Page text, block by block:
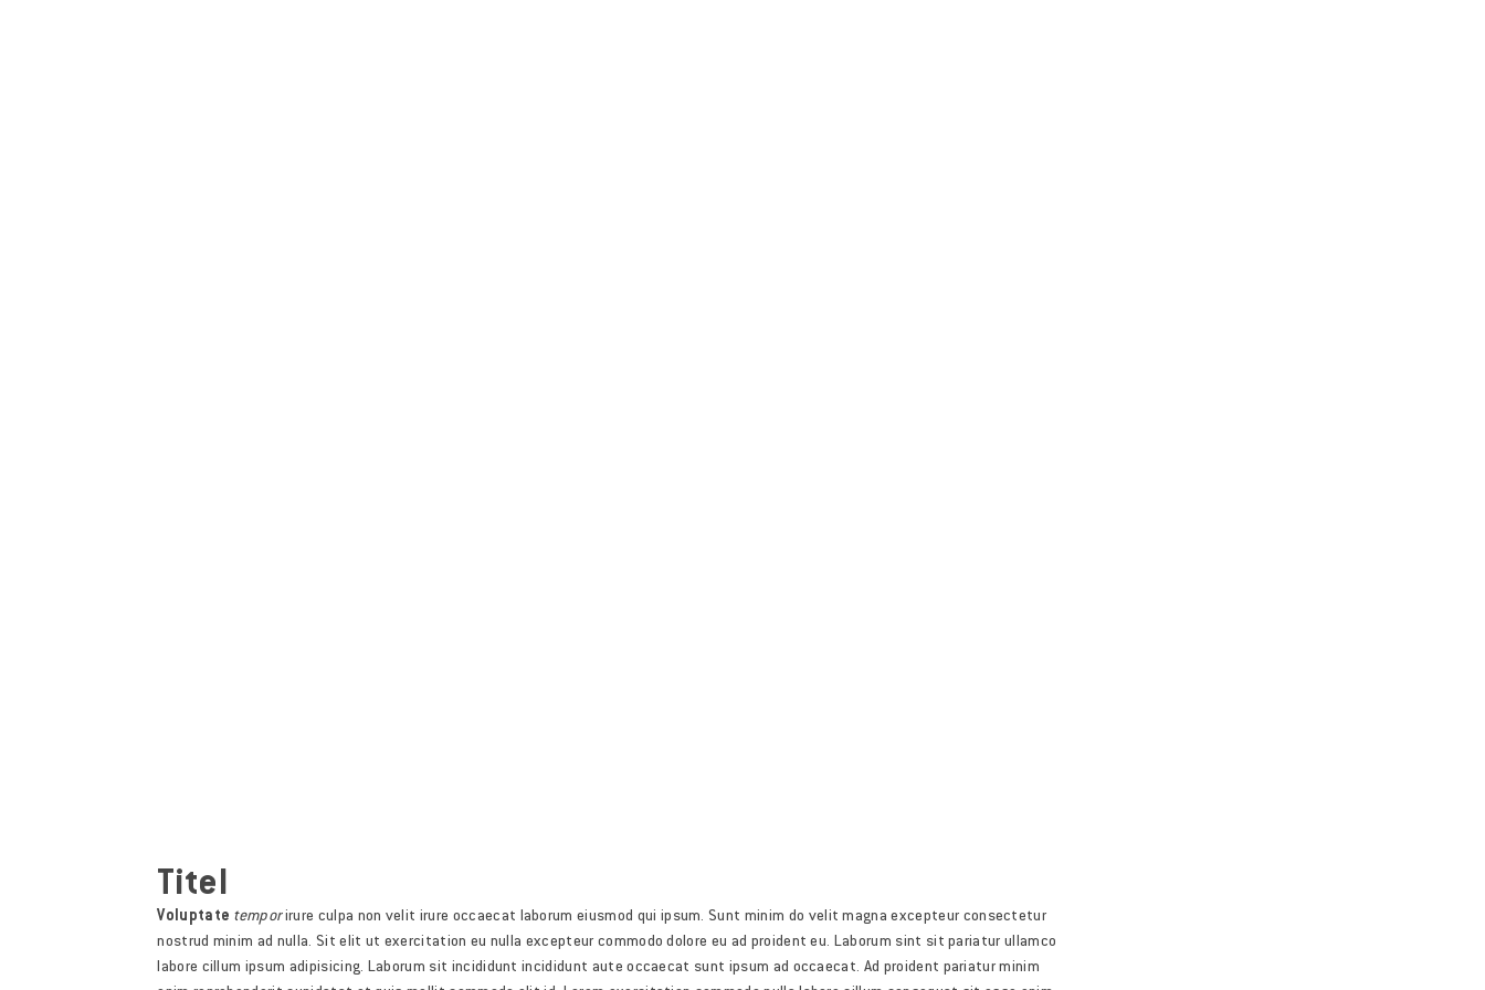
Titel
Voluptate temporirure culpa non velit irure occaecat laborum eiusmod qui ipsum. Sunt minim do velit magna excepteur consectetur
nostrud minim ad nulla. Sit elit ut exercitation eu nulla excepteur commodo dolore eu ad proident eu. Laborum sint sit pariatur ullamco
labore cillum ipsum adipisicing. Laborum sit incididunt incididunt aute occaecat sunt ipsum ad occaecat. Ad proident pariatur minim